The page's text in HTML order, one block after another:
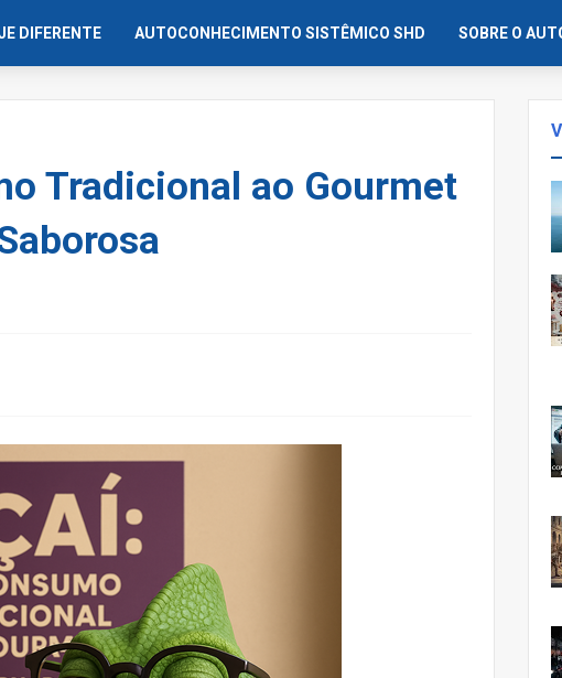
DIFERENTE AUTOCONHECIMENTO SISTÊMICO SHD SOBRE O
Tradicional ao Gourmet